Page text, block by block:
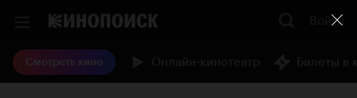
Войти
Смотреть кино